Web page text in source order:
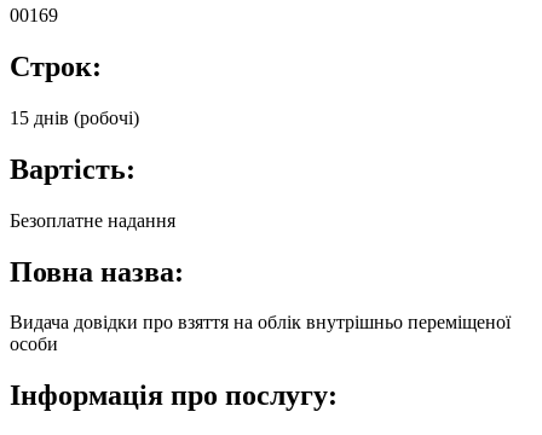
00169
Строк:
15 днів (робочі)
Вартість:
Безоплатне надання
Повна назва:
Видача довідки про взяття на облік внутрішньо переміщеної
особи
Інформація про послугу: